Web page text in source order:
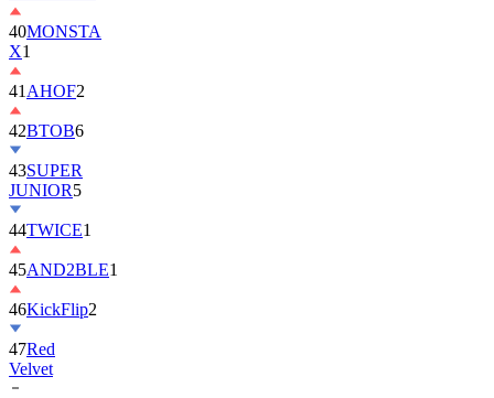
40MONSTA
X1
41 AHOF2
42BTOB6
43SUPER
JUNIOR5
44TWICE1
45AND2BLE1
46KickFlip2
47Red
Velvet